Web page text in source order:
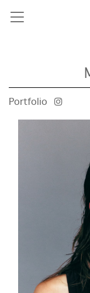
Portfolio